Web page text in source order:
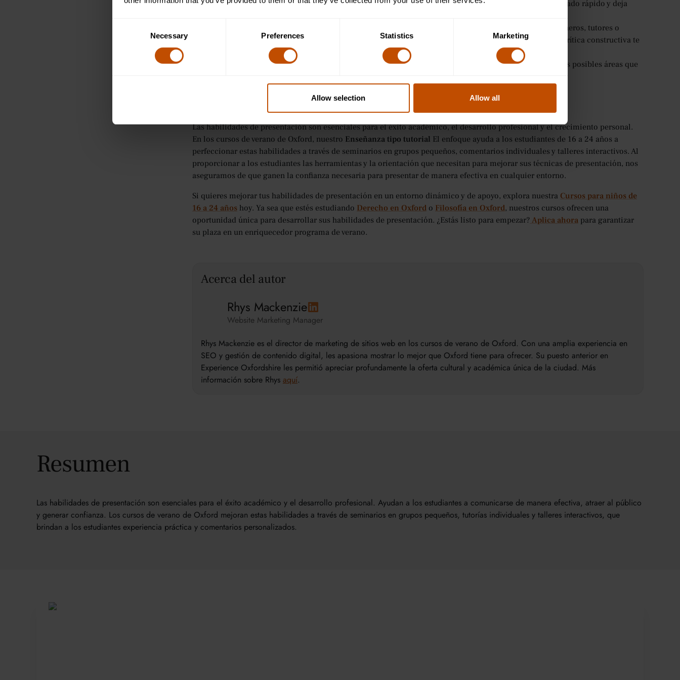
Necessary Preferences Statistics Marketing
Allow selection Allow all
contacto visual y varíe el tono de voz para mantener la atención de la audiencia. Evita hablar demasiado rápido y deja
: Después de cada presentación, busca la opinión de tus compañeros, tutores o
mentores. Concéntrese tanto en sus puntos fuertes como en las áreas en las que puede mejorar. La crítica constructiva te
ayudará a perfeccionar tus técnicas de presentación y a crecer como orador.
Prepárate para las preguntas
: Prepárate para las posibles preguntas de tu audiencia pensando en las posibles áreas que
Las habilidades de presentación son esenciales para el éxito académico, el desarrollo profesional y el crecimiento personal.
En los cursos de verano de Oxford, nuestro Enseñanza tipo tutorial El enfoque ayuda a los estudiantes de 16 a 24 años a
perfeccionar estas habilidades a través de seminarios en grupos pequeños, comentarios individuales y talleres interactivos. Al
proporcionar a los estudiantes las herramientas y la orientación que necesitan para mejorar sus técnicas de presentación, nos
aseguramos de que ganen la confianza necesaria para presentar de manera efectiva en cualquier entorno.
Si quieres mejorar tus habilidades de presentación en un entorno dinámico y de apoyo, explora nuestra Cursos para niños de
16 a 24 añoshoy. Ya sea que estés estudiando Derecho en Oxfordo Filosofía en Oxford, nuestros cursos ofrecen una
oportunidad única para desarrollar sus habilidades de presentación. ¿Estás listo para empezar? Aplica ahorapara garantizar
su plaza en un enriquecedor programa de verano.
Acerca del autor
Rhys Mackenzie
Website Marketing Manager
Rhys Mackenzie es el director de marketing de sitios web en los cursos de verano de Oxford. Con una amplia experiencia en
SEO y gestión de contenido digital, les apasiona mostrar lo mejor que Oxford tiene para ofrecer. Su puesto anterior en
Experience Oxfordshire les permitió apreciar profundamente la oferta cultural y académica única de la ciudad. Más
información sobre Rhys aquí.
Resumen
Las habilidades de presentación son esenciales para el éxito académico y el desarrollo profesional. Ayudan a los estudiantes a comunicarse de manera efectiva, atraer al público
y generar confianza. Los cursos de verano de Oxford mejoran estas habilidades a través de seminarios en grupos pequeños, tutorías individuales y talleres interactivos, que
brindan a los estudiantes experiencia práctica y comentarios personalizados.